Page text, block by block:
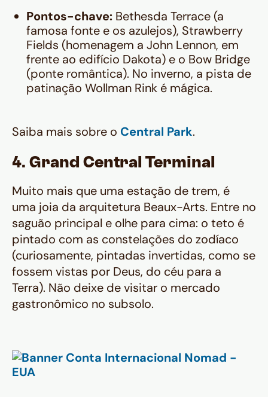
Pontos-chave: Bethesda Terrace (a
famosa fonte e os azulejos), Strawberry
Fields (homenagem a John Lennon, em
frente ao edifício Dakota) e o Bow Bridge
(ponte romântica). No inverno, a pista de
patinação Wollman Rink é mágica.
Saiba mais sobre o Central Park.
4. Grand Central Terminal
Muito mais que uma estação de trem, é
uma joia da arquitetura Beaux-Arts. Entre no
saguão principal e olhe para cima: o teto é
pintado com as constelações do zodíaco
(curiosamente, pintadas invertidas, como se
fossem vistas por Deus, do céu para a
Terra). Não deixe de visitar o mercado
gastronômico no subsolo.